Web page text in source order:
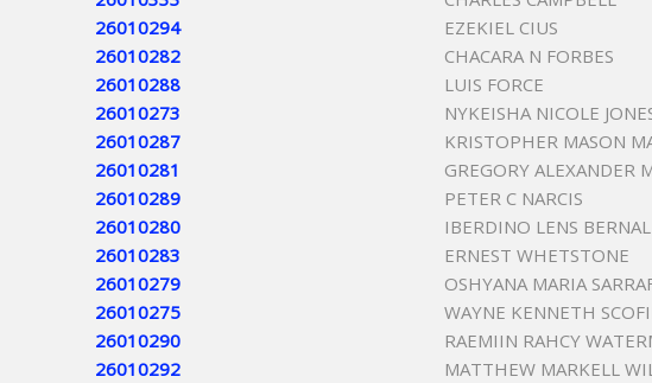
26010294
EZEKIEL CIUS
26010282
CHACARA N FORBES
26010288
LUIS FORCE
26010273
NYKEISHA NICOLE
26010287
KRISTOPHER MASON
26010281
GREGORY ALEXANDER
26010289
PETER C NARCIS
26010280
IBERDINO LENS
26010283
ERNEST WHETSTONE
26010279
OSHYANA MARIA
26010275
WAYNE KENNETH
26010290
RAEMIIN RAHCY
26010292
MATTHEW MARKELL